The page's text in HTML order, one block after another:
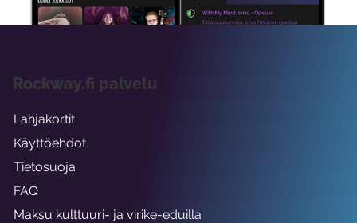
Rockway.fi palvelu
Lahjakortit
Käyttöehdot
Tietosuoja
FAQ
Maksu kulttuuri- ja virike-eduilla